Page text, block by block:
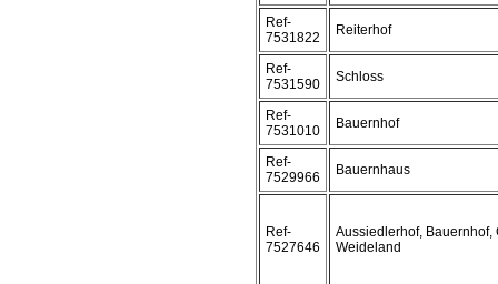
Ref-
7531822
Reiterhof
Ref-
7531590
Schloss
Ref-
7531010
Bauernhof
Ref-
7529966
Bauernhaus
Ref-
7527646
Aussiedlerhof, Bauernhof,
Weideland